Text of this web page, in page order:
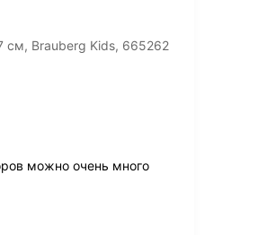
см, Brauberg Kids, 665262
можно очень много